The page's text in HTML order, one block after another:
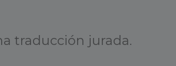
traducción jurada.